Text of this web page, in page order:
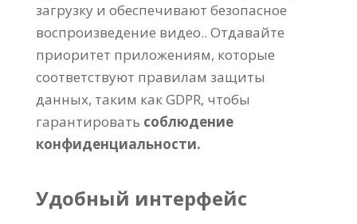
загрузку и обеспечивают безопасное
воспроизведение видео.. Отдавайте
приоритет приложениям, которые
соответствуют правилам защиты
данных, таким как GDPR, чтобы
гарантировать соблюдение
конфиденциальности.
Удобный интерфейс